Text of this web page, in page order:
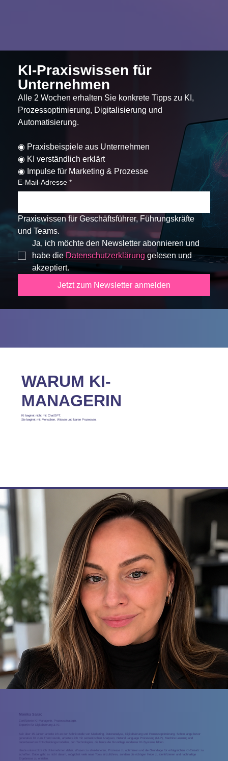
KI-Praxiswissen für
Unternehmen
Alle 2 Wochen erhalten Sie konkrete Tipps zu KI,
Prozessoptimierung, Digitalisierung und
Automatisierung.
◉ Praxisbeispiele aus Unternehmen
◉ KI verständlich erklärt
◉ Impulse für Marketing & Prozesse
E-Mail-Adresse *
Praxiswissen für Geschäftsführer, Führungskräfte
und Teams.
Ja, ich möchte den Newsletter abonnieren und
habe die Datenschutzerklärung gelesen und
akzeptiert.
Jetzt zum Newsletter anmelden
WARUM KI-
MANAGERIN
KI beginnt nicht mit ChatGPT.
Sie beginnt mit Menschen, Wissen und klaren Prozessen.
Monika Sarac
Zertifizierte KI-Managerin. Prozessstrategin.
Expertin für Digitalisierung & KI.
Seit über 15 Jahren arbeite ich an der Schnittstelle von Marketing, Datenanalyse, Digitalisierung und Prozessoptimierung. Schon lange bevor
generative KI zum Trend wurde, arbeitete ich mit semantischen Analysen, Natural Language Processing (NLP), Machine Learning und
datenbasierten Entscheidungsmodellen, den Technologien, die heute die Grundlage moderner KI-Systeme bilden.
Heute unterstütze ich Unternehmen dabei, Wissen zu strukturieren, Prozesse zu optimieren und die Grundlage für erfolgreichen KI-Einsatz zu
schaffen. Dabei geht es nicht darum, möglichst viele neue Tools einzuführen, sondern die richtigen Hebel zu identifizieren und nachhaltige
Ergebnisse zu erzielen.